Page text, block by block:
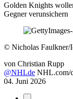
Golden Knights
Gegner verunsichern
© Nicholas Faulkner/
von Christian Rupp
@NHLde NHL.com/
04. Juni 2026